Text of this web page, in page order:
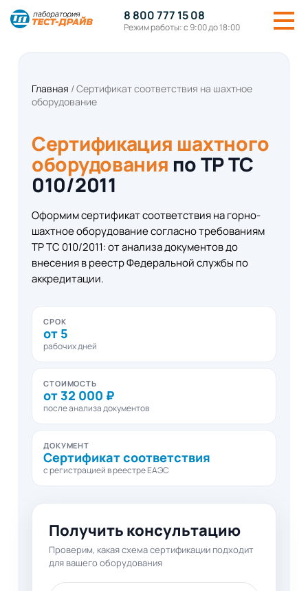
8 800 777 15 08
Режим работы: с 9:00 до 18:00
Главная /Сертификат соответствия на шахтное
оборудование
Сертификация шахтного
оборудования по ТР ТС
010/2011
Оформим сертификат соответствия на горно-
шахтное оборудование согласно требованиям
ТР ТС 010/2011: от анализа документов до
внесения в реестр Федеральной службы по
аккредитации.
СРОК
от 5
рабочих дней
СТОИМОСТЬ
от 32 000 ₽
после анализа документов
ДОКУМЕНТ
Сертификат соответствия
с регистрацией в реестре ЕАЭС
Получить консультацию
Проверим, какая схема сертификации подходит
для вашего оборудования